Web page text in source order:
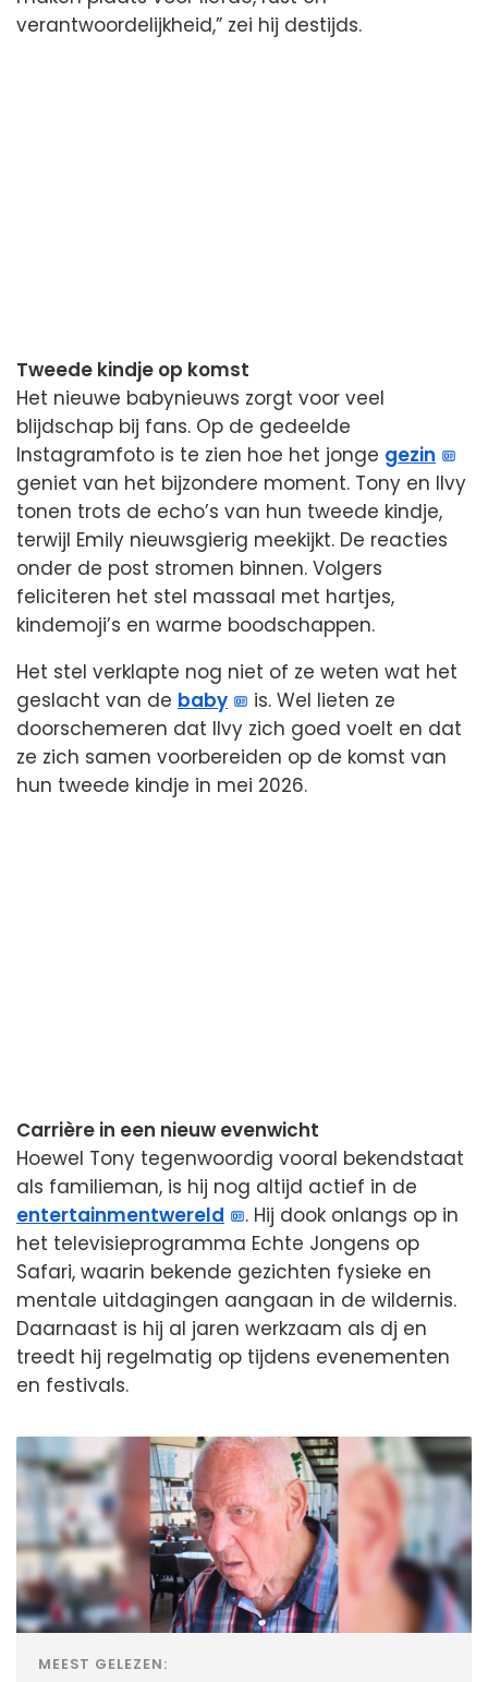
verantwoordelijkheid,” zei hij destijds.
Tweede kindje op komst
Het nieuwe babynieuws zorgt voor veel
blijdschap bij fans. Op de gedeelde
Instagramfoto is te zien hoe het jonge gezin
geniet van het bijzondere moment. Tony en Ilvy
tonen trots de echo’s van hun tweede kindje,
terwijl Emily nieuwsgierig meekijkt. De reacties
onder de post stromen binnen. Volgers
feliciteren het stel massaal met hartjes,
kindemoji’s en warme boodschappen.
Het stel verklapte nog niet of ze weten wat het
geslacht van de baby
is. Wel lieten ze
doorschemeren dat Ilvy zich goed voelt en dat
ze zich samen voorbereiden op de komst van
hun tweede kindje in mei 2026.
Carrière in een nieuw evenwicht
Hoewel Tony tegenwoordig vooral bekendstaat
als familieman, is hij nog altijd actief in de
entertainmentwereld
. Hij dook onlangs op in
het televisieprogramma Echte Jongens op
Safari, waarin bekende gezichten fysieke en
mentale uitdagingen aangaan in de wildernis.
Daarnaast is hij al jaren werkzaam als dj en
treedt hij regelmatig op tijdens evenementen
en festivals.
MEEST GELEZEN: